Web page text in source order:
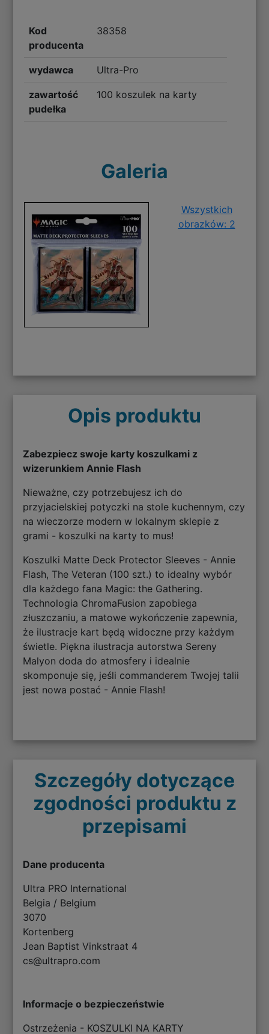
Kod
producenta
38358
wydawca Ultra-Pro
zawartość
pudełka
100 koszulek na karty
Galeria
Wszystkich
obrazków: 2
Opis produktu
Zabezpiecz swoje karty koszulkami z
wizerunkiem Annie Flash
Nieważne, czy potrzebujesz ich do
przyjacielskiej potyczki na stole kuchennym, czy
na wieczorze modern w lokalnym sklepie z
grami - koszulki na karty to mus!
Koszulki Matte Deck Protector Sleeves - Annie
Flash, The Veteran (100 szt.) to idealny wybór
dla każdego fana Magic: the Gathering.
Technologia ChromaFusion zapobiega
złuszczaniu, a matowe wykończenie zapewnia,
że ilustracje kart będą widoczne przy każdym
świetle. Piękna ilustracja autorstwa Sereny
Malyon doda do atmosfery i idealnie
skomponuje się, jeśli commanderem Twojej talii
jest nowa postać - Annie Flash!
Szczegóły dotyczące
zgodności produktu z
przepisami
Dane producenta
Ultra PRO International
Belgia / Belgium
3070
Kortenberg
Jean Baptist Vinkstraat 4
cs@ultrapro.com
Informacje o bezpieczeństwie
Ostrzeżenia - KOSZULKI NA KARTY